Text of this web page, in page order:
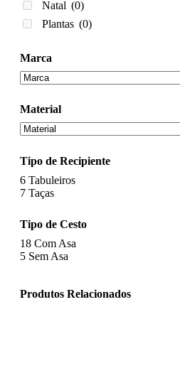
Natal (0)
Plantas (0)
Marca
Material
Tipo de Recipiente
6 Tabuleiros
7 Taças
Tipo de Cesto
18 Com Asa
5 Sem Asa
Produtos Relacionados